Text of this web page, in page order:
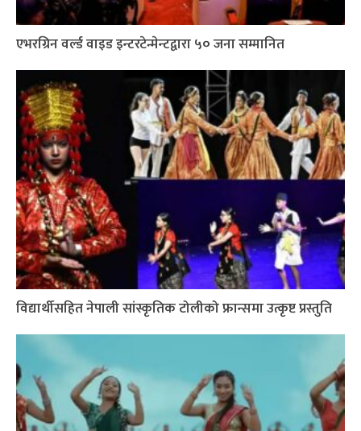
एभरग्रिन वर्ल्ड वाइड इन्टरटेन्मेन्टद्वारा ५० जना सम्मानित
विद्यार्थीसहित नेपाली सांस्कृतिक टोलीको फ्रान्समा उत्कृष्ट प्रस्तुति